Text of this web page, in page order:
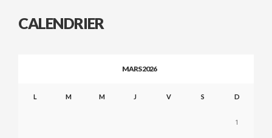
CALENDRIER
MARS 2026
L M M J V S D
1